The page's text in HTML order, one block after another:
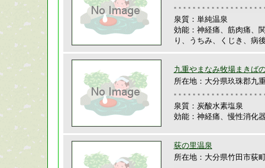
泉質：単純温泉
効能：神経痛、筋肉痛、
り、うちみ、くじき、病
九重やまなみ牧場まきば
所在地：大分県玖珠郡九
泉質：炭酸水素塩泉
効能：神経痛、慢性消化
荻の里温泉
所在地：大分県竹田市荻